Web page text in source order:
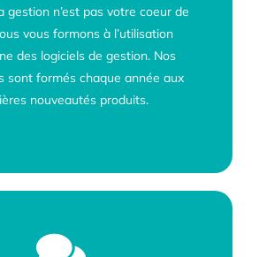
gestion n’est pas votre coeur de
vous formons à l’utilisation
des logiciels de gestion. Nos
sont formés chaque année aux
nouveautés produits.